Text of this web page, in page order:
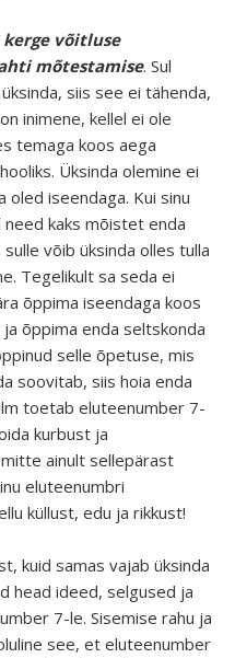
võitluse
mõtestamise. Sul
siis see ei tähenda,
inimene, kellel ei ole
temaga koos aega
Üksinda olemine ei
oled iseendaga. Kui sinu
kaks mõistet enda
võib üksinda olles tulla
Tegelikult sa seda ei
õppima iseendaga koos
õppima enda seltskonda
selle õpetuse, mis
soovitab, siis hoia enda
toetab eluteenumber 7-
kurbust ja
ainult sellepärast
eluteenumbri
küllust, edu ja rikkust!
kuid samas vajab üksinda
head ideed, selgused ja
7-le. Sisemise rahu ja
see, et eluteenumber